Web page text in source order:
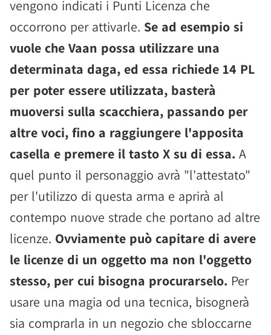
vengono indicati i Punti Licenza che
occorrono per attivarle. Se ad esempio si
vuole che Vaan possa utilizzare una
determinata daga, ed essa richiede 14 PL
per poter essere utilizzata, basterà
muoversi sulla scacchiera, passando per
altre voci, fino a raggiungere l'apposita
casella e premere il tasto X su di essa. A
quel punto il personaggio avrà "l'attestato"
per l'utilizzo di questa arma e aprirà al
contempo nuove strade che portano ad altre
licenze. Ovviamente può capitare di avere
le licenze di un oggetto ma non l'oggetto
stesso, per cui bisogna procurarselo. Per
usare una magia od una tecnica, bisognerà
sia comprarla in un negozio che sbloccarne